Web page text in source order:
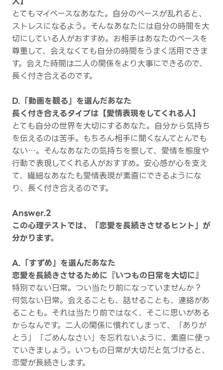
とてもマイペースなあなた。自分のペースが乱れると、
ストレスになるよう。そんなあなたには自分の時間を大
切にしている人がおすすめ。お相手はあなたのペースを
尊重して、会えなくても自分の時間をうまく活用できま
す。会えた時間は二人の関係をより大事にできるので、
長く付き合えるのです。
D.「動画を観る」を選んだあなた
長く付き合えるタイプは【愛情表現をしてくれる人】
とても自分の世界を大切にするあなた。自分から気持ち
を伝えるのは苦手。もちろん相手に聞くなんてとんでも
ない…。そんなあなたの気持ちを察して、愛情を態度や
行動で表現してくれる人がおすすめ。安心感が心を支え
て、繊細なあなたも愛情表現が素直にできるようにな
り、長く付き合えるのです。
Answer.2
この心理テストでは、「恋愛を長続きさせるヒント」が
分かります。
A.「すずめ」を選んだあなた
恋愛を長続きさせるために『いつもの日常を大切に』
特別でない日常。つい当たり前になっていませんか？
何気ない日常。会えることも、話せることも、連絡があ
ることも。それは当たり前ではなく、そこに思いがある
からなんです。二人の関係に慣れてしまって、「ありが
とう」「ごめんなさい」を忘れないように、素直に使っ
ていきましょう。いつもの日常が大切だと気づけると、
恋愛が長続きします。